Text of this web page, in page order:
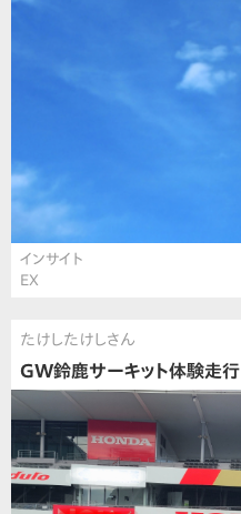
インサイト
EX
たけしたけしさん
GW鈴鹿サーキット体験走行